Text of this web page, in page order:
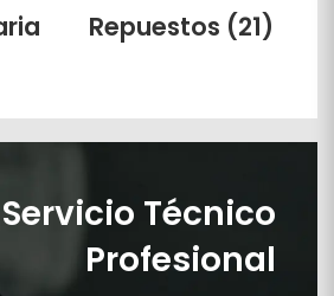
Repuestos (21)
Servicio Técnico
Profesional